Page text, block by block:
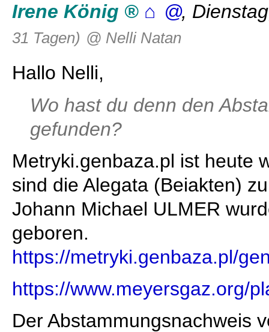
Irene König ,
31 Tagen) @ Nelli Natan
Hallo Nelli,
Wo hast du denn den
gefunden?
Metryki.genbaza.pl ist heute
sind die Alegata (Beiakten)
Johann Michael ULMER
geboren.
https://metryki.genbaza.pl/
https://www.meyersgaz.org/
Der Abstammungsnachweis